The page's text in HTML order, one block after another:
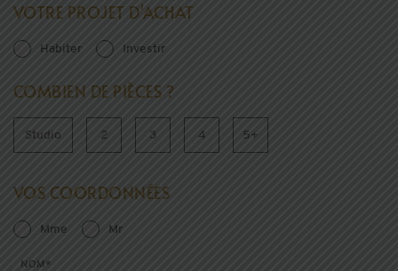
VOTRE PROJET D'ACHAT
Habiter Investir
COMBIEN DE PIÈCES ?
Studio 2 3 4 5+
VOS COORDONNÉES
Mme Mr
NOM*